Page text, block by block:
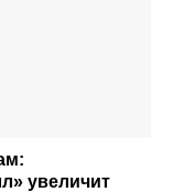
увеличит